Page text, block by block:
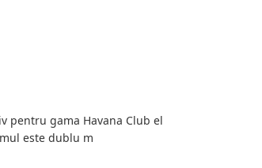
pentru gama Havana Club el
este dublu m